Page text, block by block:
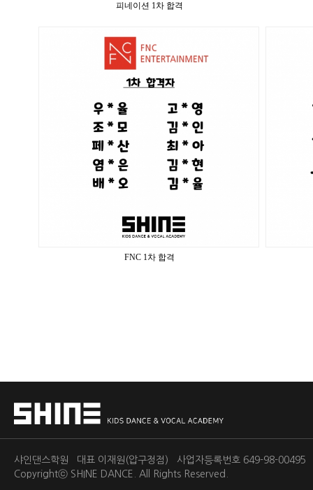
피네이션 1차 합격
FNC 1차 합격
샤인댄스학원 대표 이재원(압구정점) 사업자등록번호 649-98-
Copyrightⓒ SHINE DANCE. All Rights Reserved.